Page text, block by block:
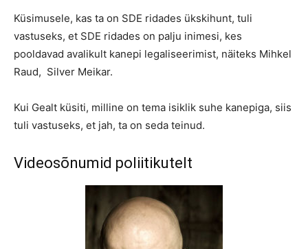
Küsimusele, kas ta on SDE ridades ükskihunt, tuli
vastuseks, et SDE ridades on palju inimesi, kes
pooldavad avalikult kanepi legaliseerimist, näiteks Mihkel
Raud, Silver Meikar.
Kui Gealt küsiti, milline on tema isiklik suhe kanepiga, siis
tuli vastuseks, et jah, ta on seda teinud.
Videosõnumid poliitikutelt